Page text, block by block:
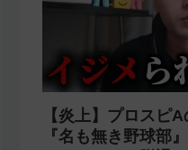
【炎上】プロスピ
『名も無き野球部